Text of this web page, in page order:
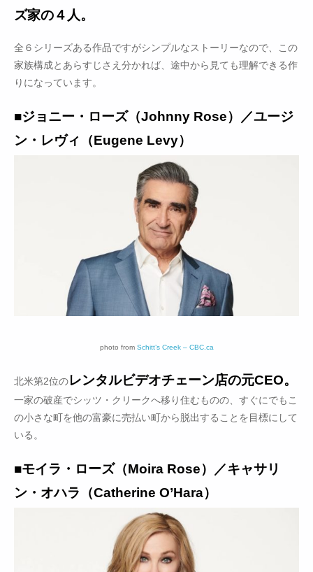
ズ家の４人。
全６シリーズある作品ですがシンプルなストーリーなので、この
家族構成とあらすじさえ分かれば、途中から見ても理解できる作
りになっています。
■ジョニー・ローズ（Johnny Rose）／ユージ
ン・レヴィ（Eugene Levy）
photo from Schitt’s Creek – CBC.ca
北米第2位のレンタルビデオチェーン店の元CEO。
一家の破産でシッツ・クリークへ移り住むものの、すぐにでもこ
の小さな町を他の富豪に売払い町から脱出することを目標にして
いる。
■モイラ・ローズ（Moira Rose）／キャサリ
ン・オハラ（Catherine O’Hara）